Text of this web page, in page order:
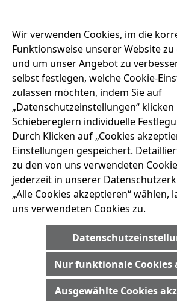
Jetzt kostenlos anmelden und 5%
einmalig sichern. Bleiben Sie
neuesten Stand!
Wir verwenden Cookies, im die
Funktionsweise unserer Website
und um unser Angebot zu
selbst festlegen, welche Cookie-
zulassen möchten, indem Sie auf
„Datenschutzeinstellungen“
Schiebereglern individuelle
Durch Klicken auf „Cookies
Einstellungen gespeichert.
zu den von uns verwendeten
jederzeit in unserer
„Alle Cookies akzeptieren“ wählen,
uns verwendeten Cookies zu.
Nur funktionale Cookies
Ausgewählte Cookies